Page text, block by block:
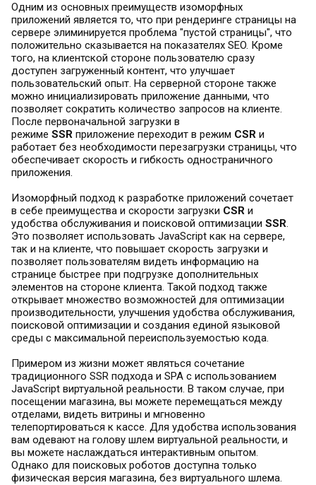
Одним из основных преимуществ изоморфных
приложений является то, что при рендеринге страницы на
сервере элиминируется проблема "пустой страницы", что
положительно сказывается на показателях SEO. Кроме
того, на клиентской стороне пользователю сразу
доступен загруженный контент, что улучшает
пользовательский опыт. На серверной стороне также
можно инициализировать приложение данными, что
позволяет сократить количество запросов на клиенте.
После первоначальной загрузки в
режиме SSR приложение переходит в режим CSR и
работает без необходимости перезагрузки страницы, что
обеспечивает скорость и гибкость одностраничного
приложения.
Изоморфный подход к разработке приложений сочетает
в себе преимущества и скорости загрузки CSR и
удобства обслуживания и поисковой оптимизации SSR.
Это позволяет использовать JavaScript как на сервере,
так и на клиенте, что повышает скорость загрузки и
позволяет пользователям видеть информацию на
странице быстрее при подгрузке дополнительных
элементов на стороне клиента. Такой подход также
открывает множество возможностей для оптимизации
производительности, улучшения удобства обслуживания,
поисковой оптимизации и создания единой языковой
среды с максимальной переиспользуемостью кода.
Примером из жизни может являться сочетание
традиционного SSR подхода и SPA с использованием
JavaScript виртуальной реальности. В таком случае, при
посещении магазина, вы можете перемещаться между
отделами, видеть витрины и мгновенно
телепортироваться к кассе. Для удобства использования
вам одевают на голову шлем виртуальной реальности, и
вы можете наслаждаться интерактивным опытом.
Однако для поисковых роботов доступна только
физическая версия магазина, без виртуального шлема.